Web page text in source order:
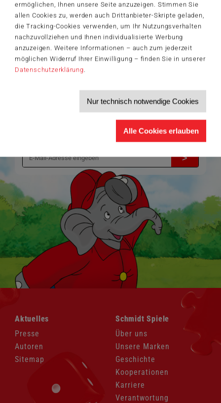
ermöglichen, Ihnen unsere Seite anzuzeigen. Stimmen Sie
allen Cookies zu, werden auch Drittanbieter-Skripte geladen,
die Tracking-Cookies verwenden, um Ihr Nutzungsverhalten
nachzuvollziehen und Ihnen individualisierte Werbung
anzuzeigen. Weitere Informationen – auch zum jederzeit
möglichen Widerruf Ihrer Einwilligung – finden Sie in unserer
Datenschutzerklärung.
Nur technisch notwendige Cookies
Alle Cookies erlauben
Der Schmidt-Spiele-Newsletter
Jetzt anmelden und 5€ Willkommensrabatt sichern
Bleiben Sie auf dem Laufenden zu Neuheiten, Trends und aktuellen
Themen rund um Schmidt®Spiele – und sichern Sie sich einen
Willkommensgutschein in Höhe von 5€ für Ihren nächsten Einkauf im
Aktuelle Themen und Trends aus der Spielewelt
Informationen zu Veranstaltungen und Aktionen
Ich möchte den Schmidt-Spiele-Newsletter erhalten. Die Abmeldung ist
Datenschutzbestimmungen.
>
überspringen
Aktuelles
Presse
Autoren
Sitemap
Navigation
überspringen
Schmidt Spiele
Über uns
Unsere Marken
Geschichte
Kooperationen
Karriere
Verantwortung